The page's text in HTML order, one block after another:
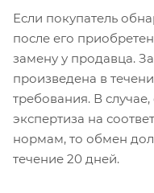
Если покупатель
после его
замену у продавца.
произведена в
требования. В
экспертиза на
нормам, то обмен
течение 20 дней.